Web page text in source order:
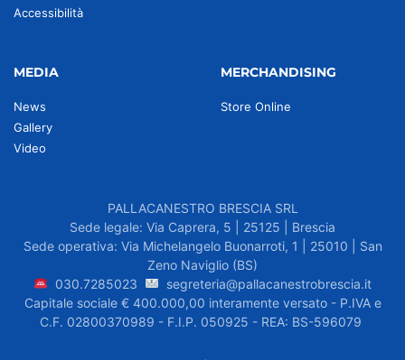
Accessibilità
MEDIA
News
Gallery
Video
MERCHANDISING
Store Online
PALLACANESTRO BRESCIA SRL
Sede legale: Via Caprera, 5 | 25125 | Brescia
Sede operativa: Via Michelangelo Buonarroti, 1 | 25010 | San
Zeno Naviglio (BS)
030.7285023
segreteria@pallacanestrobrescia.it
Capitale sociale € 400.000,00 interamente versato - P.IVA e
C.F. 02800370989 - F.I.P. 050925 - REA: BS-596079